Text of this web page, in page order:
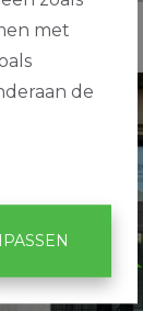
met
de